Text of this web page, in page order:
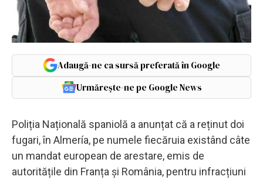
Adaugă-ne ca sursă preferată în Google
Urmărește-ne pe Google News
Poliția Națională spaniolă a anunțat că a reținut doi
fugari, în Almería, pe numele fiecăruia existând câte
un mandat european de arestare, emis de
autoritățile din Franța și România, pentru infracțiuni